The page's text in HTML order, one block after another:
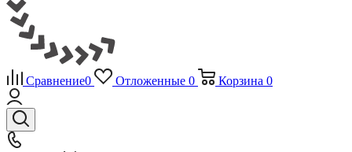
Сравнение0 Отложенные 0 Корзина 0